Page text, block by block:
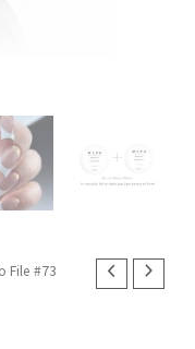
File #73